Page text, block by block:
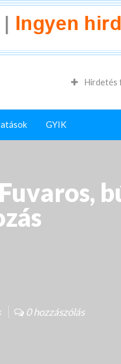
Hirdetés
GYIK
0 hozzászólás